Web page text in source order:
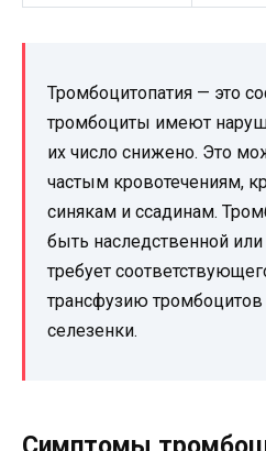
Тромбоцитопатия — это
тромбоциты имеют
их число снижено. Это
частым кровотечениям,
синякам и ссадинам.
быть наследственной
требует
трансфузию
селезенки.